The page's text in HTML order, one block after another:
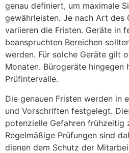
genau definiert, um maximale
gewährleisten. Je nach Art des
variieren die Fristen. Geräte in
beanspruchten Bereichen
werden. Für solche Geräte gilt
Monaten. Bürogeräte hingegen
Prüfintervalle.
Die genauen Fristen werden in
und Vorschriften festgelegt.
potenzielle Gefahren frühzeitig
Regelmäßige Prüfungen sind
dienen dem Schutz der